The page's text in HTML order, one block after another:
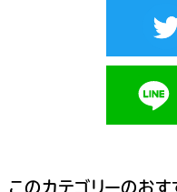
このカテゴリーのお